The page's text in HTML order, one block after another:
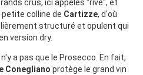
crus, ici appelés "rive", et
colline de Cartizze, d'où
structuré et opulent qui
version dry.
a pas que le Prosecco. En fait,
Conegliano protège le grand vin